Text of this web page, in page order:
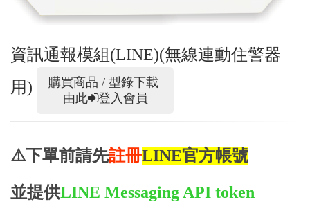
資訊通報模組(LINE)(無線連動住警器
用)
購買商品 / 型錄下載
由此
登入會員
⚠️下單前請先註冊LINE官方帳號
並提供LINE Messaging API token